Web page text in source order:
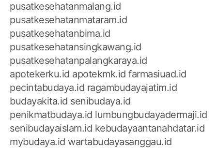
pusatkesehatanmalang.id
pusatkesehatanmataram.id
pusatkesehatanbima.id
pusatkesehatansingkawang.id
pusatkesehatanpalangkaraya.id
apotekerku.id apotekmk.id farmasiuad.id
pecintabudaya.id ragambudayajatim.id
budayakita.id senibudaya.id
penikmatbudaya.id lumbungbudayadermaji.id
senibudayaislam.id kebudayaantanahdatar.id
mybudaya.id wartabudayasanggau.id